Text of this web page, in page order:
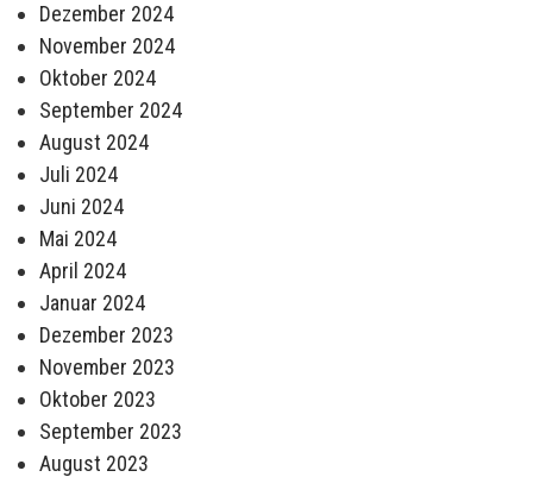
Dezember 2024
November 2024
Oktober 2024
September 2024
August 2024
Juli 2024
Juni 2024
Mai 2024
April 2024
Januar 2024
Dezember 2023
November 2023
Oktober 2023
September 2023
August 2023